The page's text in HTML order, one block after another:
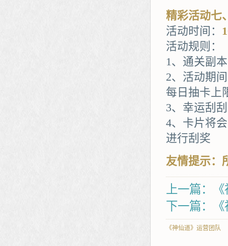
精彩活动七
活动时间：
活动规则：
1、通关副
2、活动期
每日抽卡上
3、幸运刮
4、卡片将
进行刮奖
友情提示：
上一篇：
下一篇：
《神仙道》运营团队